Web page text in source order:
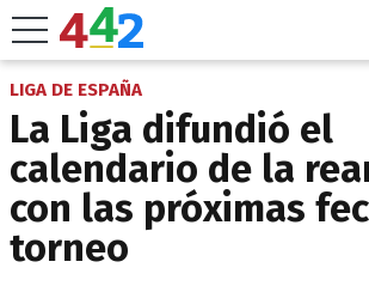
LIGA DE ESPAÑA
La Liga difundió el
calendario de la
con las próximas
torneo